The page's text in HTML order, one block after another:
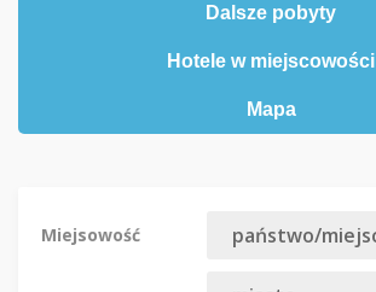
Dalsze pobyty
Hotele w miejscowości
Mapa
Miejsowość